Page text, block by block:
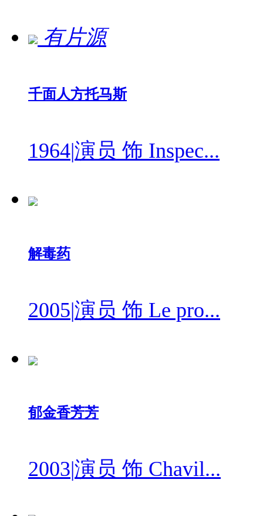
有片源
千面人方托马斯
1964|演员 饰 Inspec...
解毒药
2005|演员 饰 Le pro...
郁金香芳芳
2003|演员 饰 Chavil...